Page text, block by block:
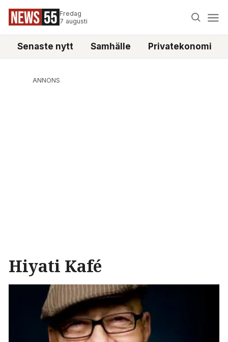
Fredag
7 augusti
Senaste nytt Samhälle Privatekonomi
ANNONS
Hiyati Kafé